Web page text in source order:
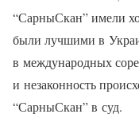
“СарныСкан” имели
были лучшими в
в международных
и незаконность
“СарныСкан” в суд.